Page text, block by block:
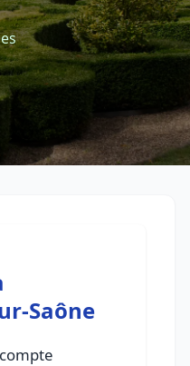
- Service proposé parViteUnDevis.com - Vous
Saône